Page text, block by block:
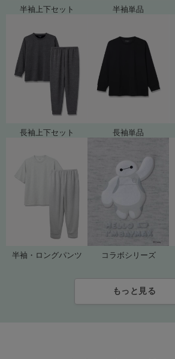
半袖上下セット 半袖単品
長袖上下セット 長袖単品
半袖・ロングパンツ コラボシリーズ
もっと見る